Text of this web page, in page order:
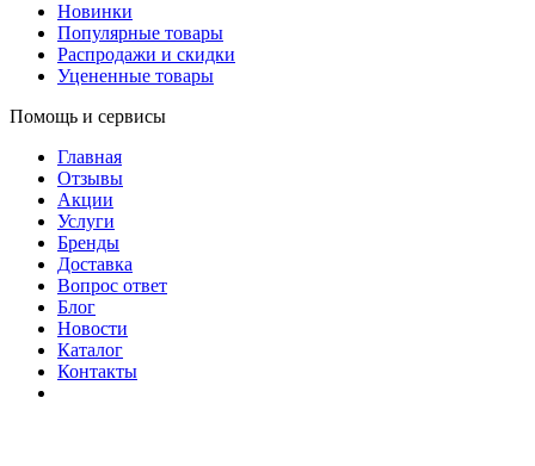
Новинки
Популярные товары
Распродажи и скидки
Уцененные товары
Помощь и сервисы
Главная
Отзывы
Акции
Услуги
Бренды
Доставка
Вопрос ответ
Блог
Новости
Каталог
Контакты